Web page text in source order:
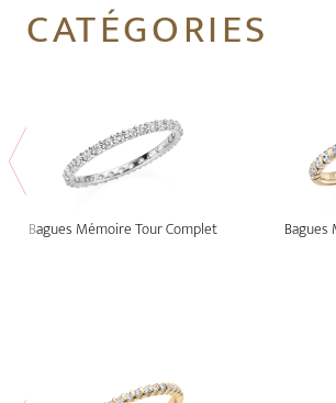
CATÉGORIES
Bagues Mémoire Tour Complet